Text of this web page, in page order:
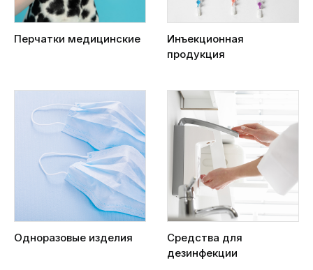
Перчатки медицинские
Инъекционная
продукция
Одноразовые изделия
Средства для
дезинфекции